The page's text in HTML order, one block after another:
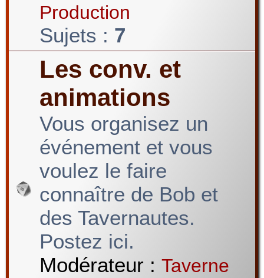
Production
Sujets : 7
Les conv. et
animations
Vous organisez un
événement et vous
voulez le faire
connaître de Bob et
des Tavernautes.
Postez ici.
Modérateur : Taverne